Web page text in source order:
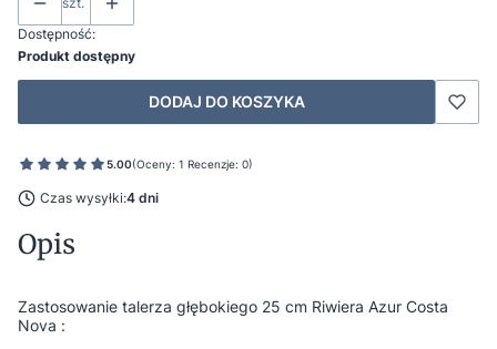
Dostępność:
Produkt dostępny
DODAJ DO KOSZYKA
5.00(Oceny: 1 Recenzje: 0)
Czas wysyłki:4 dni
Opis
Zastosowanie talerza głębokiego 25 cm Riwiera Azur Costa
Nova :